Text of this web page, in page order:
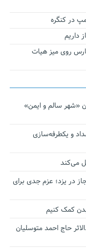
در کنگره
داریم
فارس روی میز هیات
سالم و ایمن»
و یکطرفه‌سازی
می‌کند
در یزد؛ عزم جدی برای
کمک کنیم
حاج احمد متوسلیان